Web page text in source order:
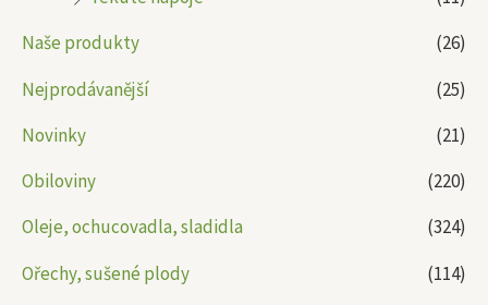
Naše produkty
(26)
Nejprodávanější
(25)
Novinky
(21)
Obiloviny
(220)
Oleje, ochucovadla, sladidla
(324)
Ořechy, sušené plody
(114)